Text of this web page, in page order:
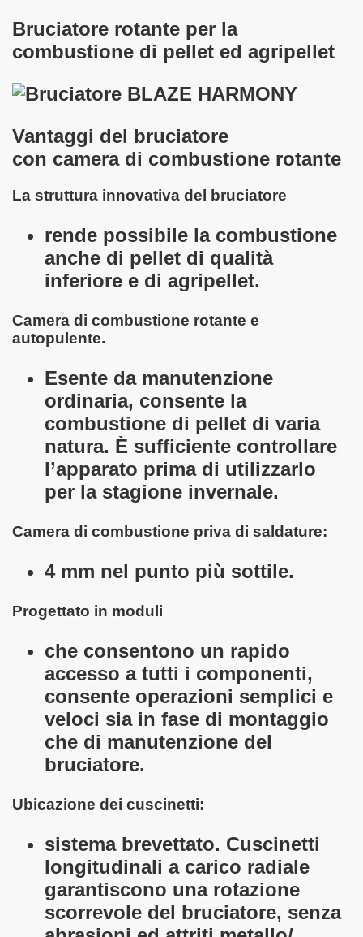
Bruciatore rotante per la
combustione di pellet ed agripellet
Vantaggi del bruciatore
con camera di combustione rotante
La struttura innovativa del bruciatore
rende possibile la combustione
anche di pellet di qualità
inferiore e di agripellet.
Camera di combustione rotante e
autopulente.
Esente da manutenzione
ordinaria, consente la
combustione di pellet di varia
natura. È sufficiente controllare
l’apparato prima di utilizzarlo
per la stagione invernale.
Camera di combustione priva di saldature:
4 mm nel punto più sottile.
Progettato in moduli
che consentono un rapido
accesso a tutti i componenti,
consente operazioni semplici e
veloci sia in fase di montaggio
che di manutenzione del
bruciatore.
Ubicazione dei cuscinetti:
sistema brevettato. Cuscinetti
longitudinali a carico radiale
garantiscono una rotazione
scorrevole del bruciatore, senza